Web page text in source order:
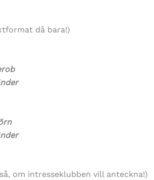
då bara!)
om intresseklubben vill anteckna!)